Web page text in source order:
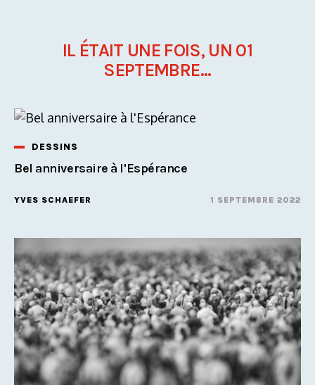
IL ÉTAIT UNE FOIS, UN 01
SEPTEMBRE...
DESSINS
Bel anniversaire à l'Espérance
YVES SCHAEFER 1 SEPTEMBRE 2022